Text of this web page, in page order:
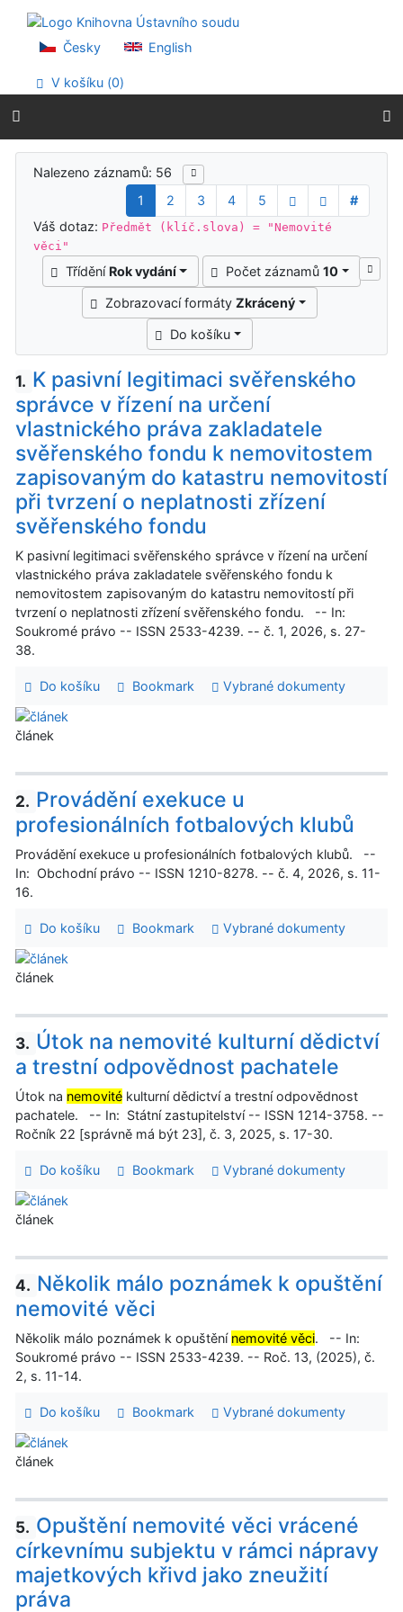
Přejít na menu
Prohlášení o webové přístupnosti
Česky English
V košíku (0)
Výsledky vyhledávání
Nalezeno záznamů: 56
1
2 3 4 5
#
Váš dotaz: Předmět (klíč.slova) = "Nemovité
věci"
Třídění Rok vydání Počet záznamů 10
Zobrazovací formáty Zkrácený
Do košíku
1. K pasivní legitimaci svěřenského
správce v řízení na určení
vlastnického práva zakladatele
svěřenského fondu k nemovitostem
zapisovaným do katastru nemovitostí
při tvrzení o neplatnosti zřízení
svěřenského fondu
K pasivní legitimaci svěřenského správce v řízení na určení
vlastnického práva zakladatele svěřenského fondu k
nemovitostem zapisovaným do katastru nemovitostí při
tvrzení o neplatnosti zřízení svěřenského fondu. -- In:
Soukromé právo -- ISSN 2533-4239. -- č. 1, 2026, s. 27-
38.
Do košíku Bookmark Vybrané dokumenty
článek
2. Provádění exekuce u
profesionálních fotbalových klubů
Provádění exekuce u profesionálních fotbalových klubů. --
In: Obchodní právo -- ISSN 1210-8278. -- č. 4, 2026, s. 11-
16.
Do košíku Bookmark Vybrané dokumenty
článek
3. Útok na nemovité kulturní dědictví
a trestní odpovědnost pachatele
Útok na nemovité kulturní dědictví a trestní odpovědnost
pachatele. -- In: Státní zastupitelství -- ISSN 1214-3758. --
Ročník 22 [správně má být 23], č. 3, 2025, s. 17-30.
Do košíku Bookmark Vybrané dokumenty
článek
4. Několik málo poznámek k opuštění
nemovité věci
Několik málo poznámek k opuštění nemovité věci. -- In:
Soukromé právo -- ISSN 2533-4239. -- Roč. 13, (2025), č.
2, s. 11-14.
Do košíku Bookmark Vybrané dokumenty
článek
5. Opuštění nemovité věci vrácené
církevnímu subjektu v rámci nápravy
majetkových křivd jako zneužití
práva